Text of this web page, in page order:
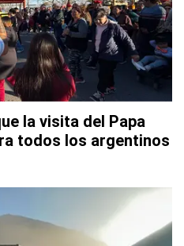
la visita del Papa
todos los argentinos